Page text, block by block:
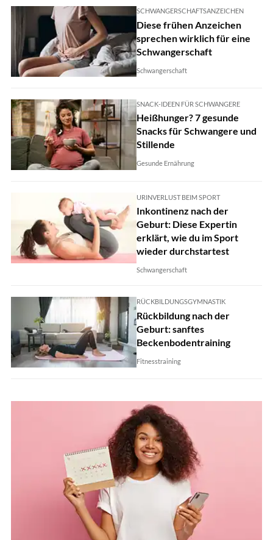
SCHWANGERSCHAFTSANZEICHEN
Diese frühen Anzeichen
sprechen wirklich für eine
Schwangerschaft
Schwangerschaft
SNACK-IDEEN FÜR SCHWANGERE
Heißhunger? 7 gesunde
Snacks für Schwangere und
Stillende
Gesunde Ernährung
URINVERLUST BEIM SPORT
Inkontinenz nach der
Geburt: Diese Expertin
erklärt, wie du im Sport
wieder durchstartest
Schwangerschaft
RÜCKBILDUNGSGYMNASTIK
Rückbildung nach der
Geburt: sanftes
Beckenbodentraining
Fitnesstraining